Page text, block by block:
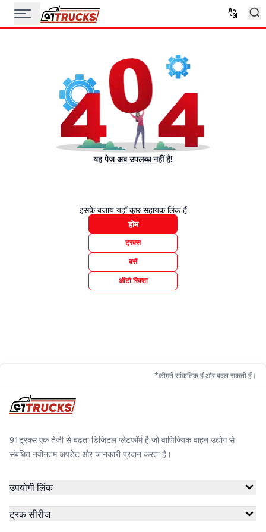
यह पेज अब उपलब्ध नहीं है!
इसके बजाय यहाँ कुछ सहायक लिंक हैं
होम
ट्रक्स
बसें
ऑटो रिक्शा
*कीमतें सांकेतिक हैं और बदल सकती हैं।
91ट्रक्स एक तेजी से बढ़ता डिजिटल प्लेटफॉर्म है जो वाणिज्यिक वाहन उद्योग से
संबंधित नवीनतम अपडेट और जानकारी प्रदान करता है।
उपयोगी लिंक
ट्रक सीरीज